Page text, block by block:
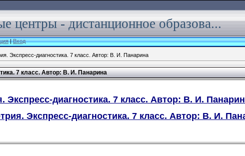
центры - дистанционное образова...
|Вход
Экспресс-диагностика. 7 класс. Автор: В. И. Панарина
7 класс. Автор: В. И. Панарина
Экспресс-диагностика. 7 класс. Автор: В. И.
Экспресс-диагностика. 7 класс. Автор: В. И.